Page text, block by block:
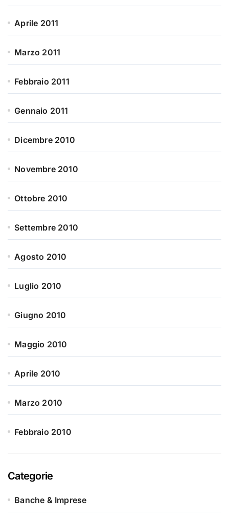
Aprile 2011
Marzo 2011
Febbraio 2011
Gennaio 2011
Dicembre 2010
Novembre 2010
Ottobre 2010
Settembre 2010
Agosto 2010
Luglio 2010
Giugno 2010
Maggio 2010
Aprile 2010
Marzo 2010
Febbraio 2010
Categorie
Banche & Imprese